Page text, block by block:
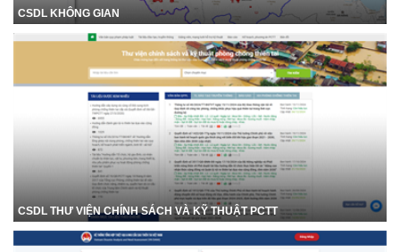
CSDL KHÔNG GIAN
CSDL THƯ VIỆN CHÍNH SÁCH VÀ KỸ THUẬT PCTT